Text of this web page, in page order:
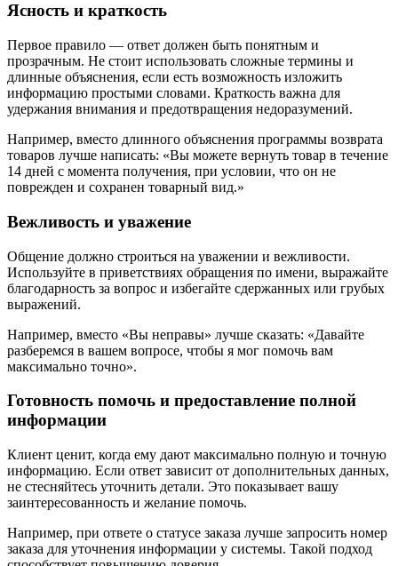
Ясность и краткость
Первое правило — ответ должен быть понятным и
прозрачным. Не стоит использовать сложные термины и
длинные объяснения, если есть возможность изложить
информацию простыми словами. Краткость важна для
удержания внимания и предотвращения недоразумений.
Например, вместо длинного объяснения программы возврата
товаров лучше написать: «Вы можете вернуть товар в течение
14 дней с момента получения, при условии, что он не
поврежден и сохранен товарный вид.»
Вежливость и уважение
Общение должно строиться на уважении и вежливости.
Используйте в приветствиях обращения по имени, выражайте
благодарность за вопрос и избегайте сдержанных или грубых
выражений.
Например, вместо «Вы неправы» лучше сказать: «Давайте
разберемся в вашем вопросе, чтобы я мог помочь вам
максимально точно».
Готовность помочь и предоставление полной
информации
Клиент ценит, когда ему дают максимально полную и точную
информацию. Если ответ зависит от дополнительных данных,
не стесняйтесь уточнить детали. Это показывает вашу
заинтересованность и желание помочь.
Например, при ответе о статусе заказа лучше запросить номер
заказа для уточнения информации у системы. Такой подход